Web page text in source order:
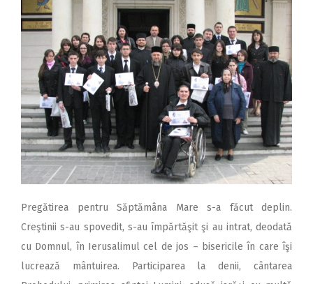
Pregătirea pentru Săptămâna Mare s-a făcut deplin.
Creştinii s-au spovedit, s-au împărtăşit şi au intrat, deodată
cu Domnul, în Ierusalimul cel de jos – bisericile în care îşi
lucrează mântuirea. Participarea la denii, cântarea